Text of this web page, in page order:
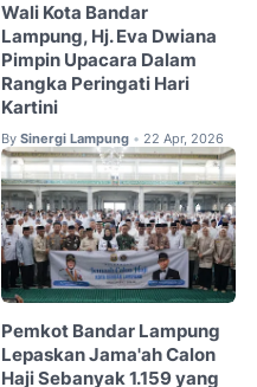
Wali Kota Bandar
Lampung, Hj. Eva Dwiana
Pimpin Upacara Dalam
Rangka Peringati Hari
Kartini
By Sinergi Lampung • 22 Apr, 2026
Pemkot Bandar Lampung
Lepaskan Jama'ah Calon
Haji Sebanyak 1.159 yang